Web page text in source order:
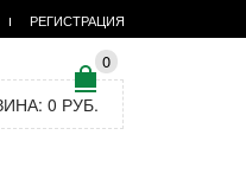
РЕГИСТРАЦИЯ
0
0 РУБ.